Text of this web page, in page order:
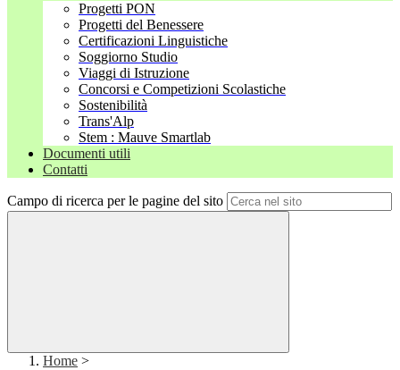
Progetti PON
Progetti del Benessere
Certificazioni Linguistiche
Soggiorno Studio
Viaggi di Istruzione
Concorsi e Competizioni Scolastiche
Sostenibilità
Trans'Alp
Stem : Mauve Smartlab
Documenti utili
Contatti
Campo di ricerca per le pagine del sito
Home >